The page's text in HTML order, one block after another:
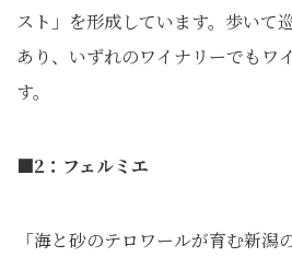
スト」を形成しています。歩いて
あり、いずれのワイナリーでもワ
す。
■2：フェルミエ
「海と砂のテロワールが育む新潟